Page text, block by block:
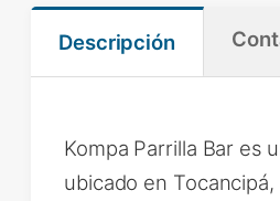
Descripción
Kompa Parrilla Bar es
ubicado en